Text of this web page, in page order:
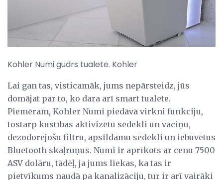
Kohler Numi gudrs tualete. Kohler
Lai gan tas, visticamāk, jums nepārsteidz, jūs
domājat par to, ko dara arī smart tualete.
Piemēram, Kohler Numi piedāvā virkni funkciju,
tostarp kustības aktivizētu sēdekli un vāciņu,
dezodorējošu filtru, apsildāmu sēdekli un iebūvētus
Bluetooth skaļruņus. Numi ir aprīkots ar cenu 7500
ASV dolāru, tādēļ, ja jums liekas, ka tas ir
pietvīkums naudā pa kanalizāciju, tur ir arī vairāki